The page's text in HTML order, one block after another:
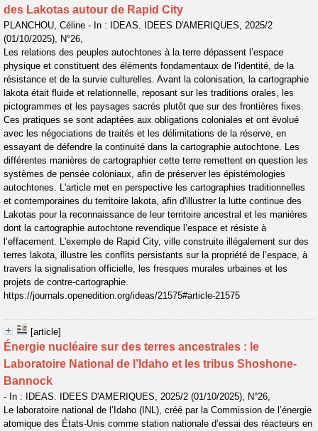
des Lakotas autour de Rapid City
PLANCHOU, Céline - In : IDEAS. IDEES D'AMERIQUES, 2025/2
(01/10/2025), N°26,
Les relations des peuples autochtones à la terre dépassent l’espace
physique et constituent des éléments fondamentaux de l’identité, de la
résistance et de la survie culturelles. Avant la colonisation, la cartographie
lakota était fluide et relationnelle, reposant sur les traditions orales, les
pictogrammes et les paysages sacrés plutôt que sur des frontières fixes.
Ces pratiques se sont adaptées aux obligations coloniales et ont évolué
avec les négociations de traités et les délimitations de la réserve, en
essayant de défendre la continuité dans la cartographie autochtone. Les
différentes manières de cartographier cette terre remettent en question les
systèmes de pensée coloniaux, afin de préserver les épistémologies
autochtones. L'article met en perspective les cartographies traditionnelles
et contemporaines du territoire lakota, afin d'illustrer la lutte continue des
Lakotas pour la reconnaissance de leur territoire ancestral et les manières
dont la cartographie autochtone revendique l’espace et résiste à
l’effacement. L'exemple de Rapid City, ville construite illégalement sur des
terres lakota, illustre les conflits persistants sur la propriété de l’espace, à
travers la signalisation officielle, les fresques murales urbaines et les
projets de contre-cartographie.
https://journals.openedition.org/ideas/21575#article-21575
[article]
Énergie nucléaire sur des terres ancestrales : le
Laboratoire National de l’Idaho et les tribus Shoshone-
Bannock
- In : IDEAS. IDEES D'AMERIQUES, 2025/2 (01/10/2025), N°26,
Le laboratoire national de l’Idaho (INL), créé par la Commission de l’énergie
atomique des États-Unis comme station nationale d’essai des réacteurs en